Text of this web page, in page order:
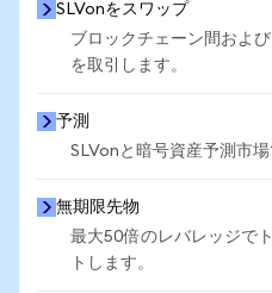
SLVonをスワップ
ブロックチェーン間およ
を取引します。
予測
SLVonと暗号資産予測市場
無期限先物
最大50倍のレバレッジで
トします。